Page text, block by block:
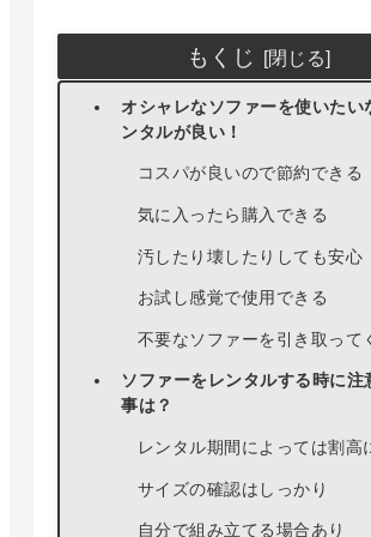
もくじ
オシャレなソファーを使いたい
ンタルが良い！
コスパが良いので節約できる
気に入ったら購入できる
汚したり壊したりしても安心
お試し感覚で使用できる
不要なソファーを引き取って
ソファーをレンタルする時に注
事は？
レンタル期間によっては割高
サイズの確認はしっかり
自分で組み立てる場合あり